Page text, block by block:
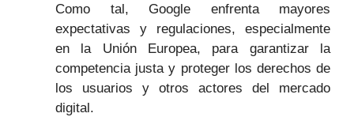
Como tal, Google enfrenta mayores
expectativas y regulaciones, especialmente
en la Unión Europea, para garantizar la
competencia justa y proteger los derechos de
los usuarios y otros actores del mercado
digital.